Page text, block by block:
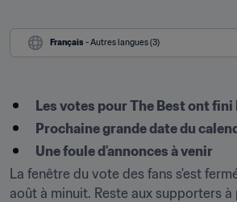
Français - Autres langues (3)
Les votes pour The Best ont fini
Prochaine grande date du
Une foule d'annonces à venir
La fenêtre du vote des fans s'est
août à minuit. Reste aux supporters